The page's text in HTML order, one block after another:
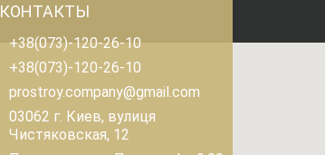
КОНТАКТЫ
+38(073)-120-26-10
+38(073)-120-26-10
prostroy.company@gmail.com
03062 г. Киев, вулиця
Чистяковская, 12